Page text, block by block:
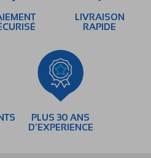
LIVRAISON
RAPIDE
PLUS 30 ANS
D’EXPERIENCE